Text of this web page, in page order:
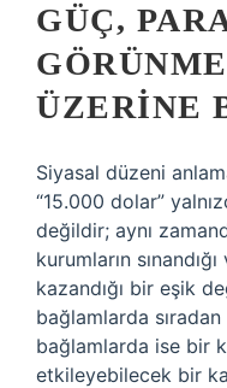
GÜÇ,
ÜZERINE
Siyasal düzeni
“15.000 dolar”
değildir; aynı
kurumların
kazandığı bir eşik
bağlamlarda
bağlamlarda ise bir
etkileyebilecek bir